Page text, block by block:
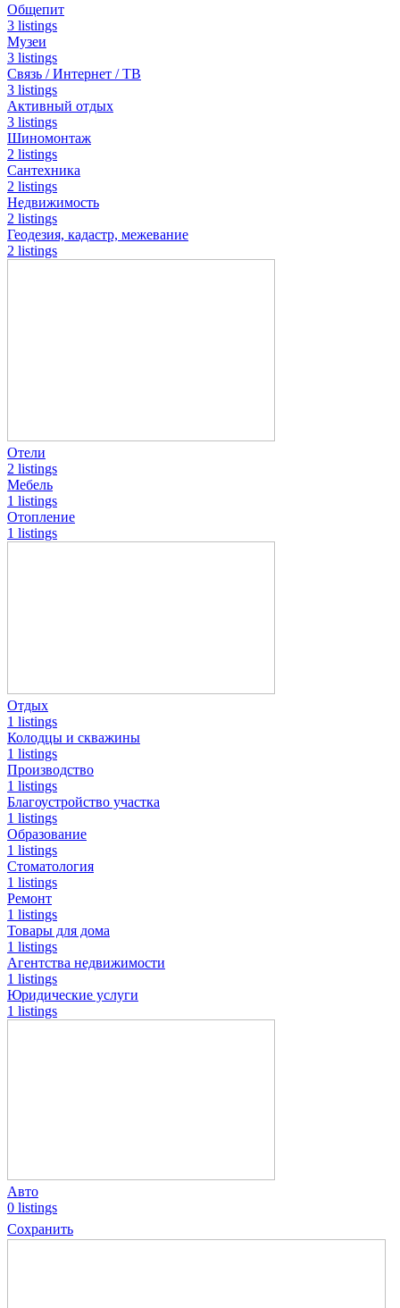
Общепит
3 listings
Музеи
3 listings
Связь / Интернет / ТВ
3 listings
Активный отдых
3 listings
Шиномонтаж
2 listings
Сантехника
2 listings
Недвижимость
2 listings
Геодезия, кадастр, межевание
2 listings
Отели
2 listings
Мебель
1 listings
Отопление
1 listings
Отдых
1 listings
Колодцы и скважины
1 listings
Производство
1 listings
Благоустройство участка
1 listings
Образование
1 listings
Стоматология
1 listings
Ремонт
1 listings
Товары для дома
1 listings
Агентства недвижимости
1 listings
Юридические услуги
1 listings
Авто
0 listings
Сохранить